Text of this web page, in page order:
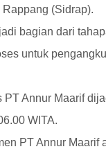
(Sidrap).
bagian dari
untuk
Annur Maarif
WITA.
PT Annur